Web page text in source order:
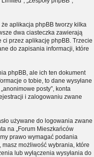
aplikacja phpBB tworzy kilka
dwa ciasteczka zawierają
ci przez aplikację phpBB. Trzecie
do zapisania informacji, które
phpBB, ale ich ten dokument
o tobie, to dane wysyłane
posty”, konta
i zalogowaniu zwane
używane do logowania zwane
na „Forum Mieszkańców
prawo wymagać podania
możliwość wybrania, które
lub wyłączenia wysyłania do